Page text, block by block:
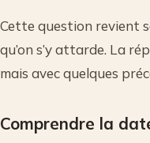
Cette question revient
qu’on s’y attarde. La
mais avec quelques
Comprendre la